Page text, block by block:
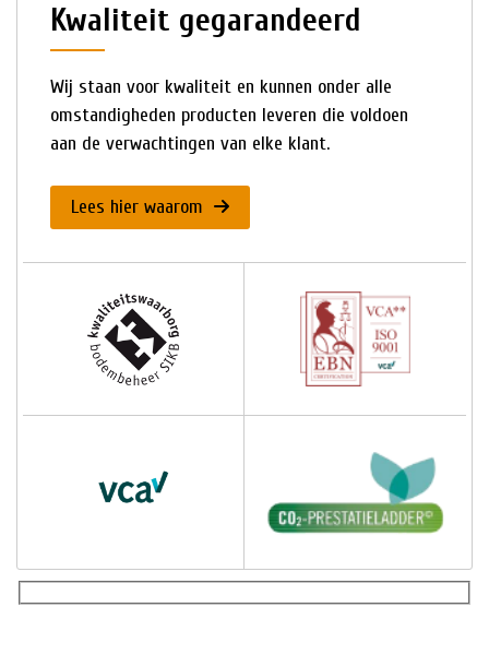
Kwaliteit gegarandeerd
Wij staan voor kwaliteit en kunnen onder alle
omstandigheden producten leveren die voldoen
aan de verwachtingen van elke klant.
Lees hier waarom